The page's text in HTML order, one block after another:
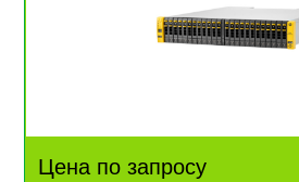
Цена по запросу